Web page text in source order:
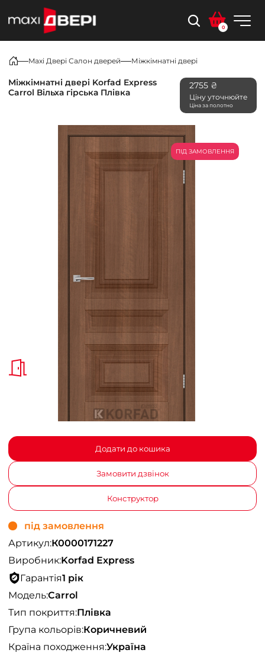
0
Maxi Двері Салон дверей Міжкімнатні двері
Міжкімнатні двері Korfad Express
Carrol Вільха гірська Плівка
2755 ₴
Ціну уточнюйте
Ціна за полотно
ПІД ЗАМОВЛЕННЯ
Додати до кошика
Замовити дзвінок
Конструктор
під замовлення
Артикул:К0000171227
Виробник:Korfad Express
Гарантія1 рік
Модель:Carrol
Тип покриття:Плівка
Група кольорів:Коричневий
Країна походження:Україна